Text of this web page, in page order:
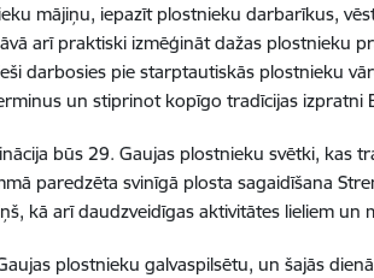
mājiņu, iepazīt plostnieku darbarīkus,
arī praktiski izmēģināt dažas plostnieku
darbosies pie starptautiskās plostnieku
un stiprinot kopīgo tradīcijas izpratni
būs 29. Gaujas plostnieku svētki, kas
paredzēta svinīgā plosta sagaidīšana
kā arī daudzveidīgas aktivitātes lieliem un
plostnieku galvaspilsētu, un šajās